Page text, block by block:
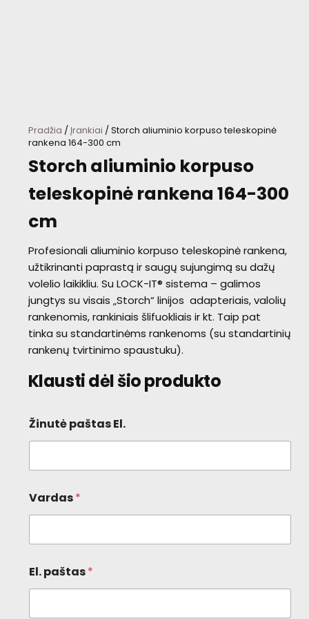
Pradžia / Įrankiai / Storch aliuminio korpuso teleskopinė
rankena 164-300 cm
Storch aliuminio korpuso
teleskopinė rankena 164-300
cm
Profesionali aliuminio korpuso teleskopinė rankena,
užtikrinanti paprastą ir saugų sujungimą su dažų
volelio laikikliu. Su LOCK-IT® sistema – galimos
jungtys su visais „Storch“ linijos adapteriais, valolių
rankenomis, rankiniais šlifuokliais ir kt. Taip pat
tinka su standartinėms rankenoms (su standartinių
rankenų tvirtinimo spaustuku).
Klausti dėl šio produkto
Žinutė paštas El.
Vardas*
El. paštas*